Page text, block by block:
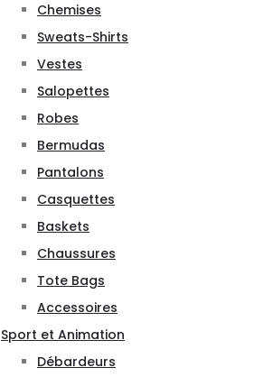
Chemises
Sweats-Shirts
Vestes
Salopettes
Robes
Bermudas
Pantalons
Casquettes
Baskets
Chaussures
Tote Bags
Accessoires
Sport et Animation
Débardeurs